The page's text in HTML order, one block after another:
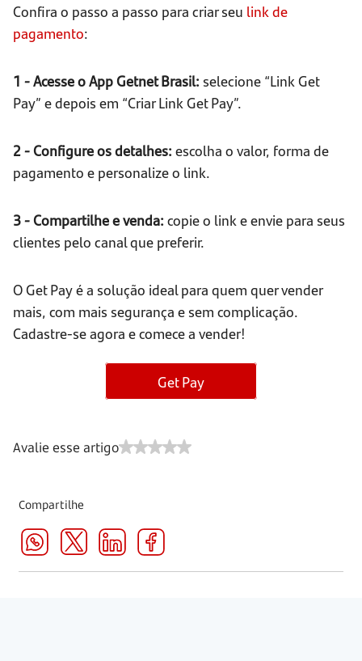
Confira o passo a passo para criar seu link de
pagamento:
1 - Acesse o App Getnet Brasil: selecione “Link Get
Pay” e depois em “Criar Link Get Pay”.
2 - Configure os detalhes: escolha o valor, forma de
pagamento e personalize o link.
3 - Compartilhe e venda: copie o link e envie para seus
clientes pelo canal que preferir.
O Get Pay é a solução ideal para quem quer vender
mais, com mais segurança e sem complicação.
Cadastre-se agora e comece a vender!
Get Pay
Avalie esse artigo
Compartilhe